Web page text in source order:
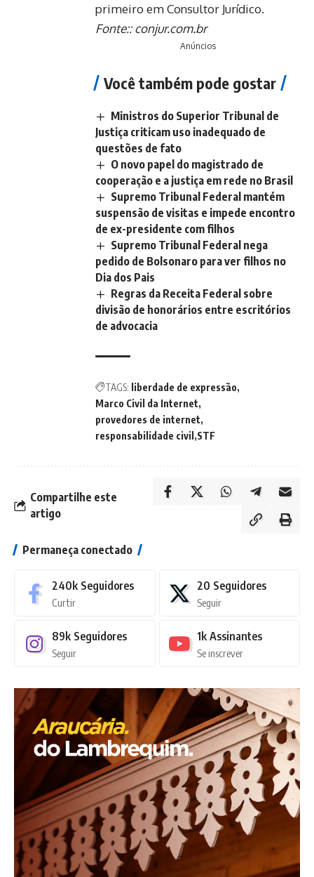
primeiro em Consultor Jurídico.
Fonte::conjur.com.br
Anúncios
Você também pode gostar
Ministros do Superior Tribunal de
Justiça criticam uso inadequado de
questões de fato
O novo papel do magistrado de
cooperação e a justiça em rede no Brasil
Supremo Tribunal Federal mantém
suspensão de visitas e impede encontro
de ex-presidente com filhos
Supremo Tribunal Federal nega
pedido de Bolsonaro para ver filhos no
Dia dos Pais
Regras da Receita Federal sobre
divisão de honorários entre escritórios
de advocacia
TAGS: liberdade de expressão
Marco Civil da Internet
provedores de internet
responsabilidade civil STF
Compartilhe este
artigo
Permaneça conectado
240k Seguidores
Curtir
20 Seguidores
Seguir
89k Seguidores
Seguir
1k Assinantes
Se inscrever